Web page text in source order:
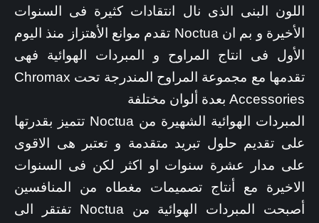
اللون البنى الذى نال انتقادات كثيرة فى السنوات
الأخيرة و بم ان Noctua تقدم موانع الأهتزاز منذ اليوم
الأول فى انتاج المراوح و المبردات الهوائية فهى
تقدمها مع مجموعة المراوح المندرجة تحت Chromax
Accessories بعدة ألوان مختلفة
المبردات الهوائية الشهيرة من Noctua تتميز بقدرتها
على تقديم حلول تبريد متقدمة و تعتبر هى الاقوى
على مدار عشرة سنوات او اكثر لكن فى السنوات
الاخيرة مع أنتاج تصميمات مغطاه من المنافسين
أصبحت المبردات الهوائية من Noctua تفتقر الى